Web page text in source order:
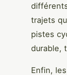
trajets
pistes
durable,
Enfin,